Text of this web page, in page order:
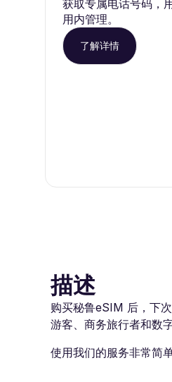
获取专属电话号码，
用内管理。
了解详情
描述
购买秘鲁eSIM 后，下
游客、商务旅行者和数
使用我们的服务非常简